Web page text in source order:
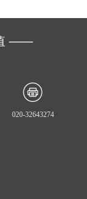
020-32643274
——